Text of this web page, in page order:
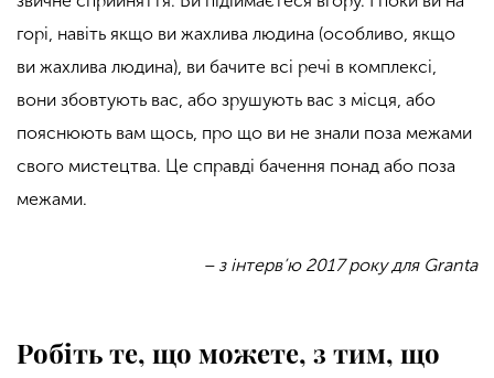
горі, навіть якщо ви жахлива людина (особливо, якщо
ви жахлива людина), ви бачите всі речі в комплексі,
вони збовтують вас, або зрушують вас з місця, або
пояснюють вам щось, про що ви не знали поза межами
свого мистецтва. Це справді бачення понад або поза
межами.
– з інтерв’ю 2017 року для Granta
Робіть те, що можете, з тим, що